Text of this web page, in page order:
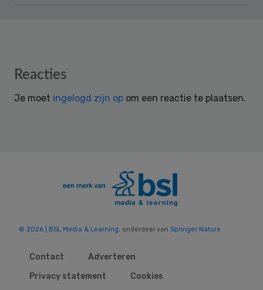
Reader
Reacties
Je moet ingelogd zijn op om een reactie te plaatsen.
© 2026 | BSL Media & Learning, onderdeel van Springer Nature
Contact
Adverteren
Privacy statement
Cookies